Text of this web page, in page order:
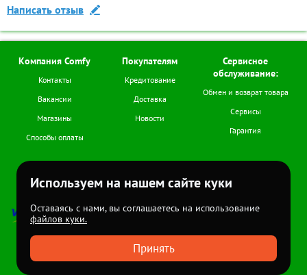
Бренд:
Диагональ экрана
40
Разрешение:
FULLHD,1920x1080
Код товара:TR-00031309
Написать отзыв
Задать вопрос
Компания Comfy
Контакты
Вакансии
Магазины
Способы оплаты
Покупателям
Кредитование
Доставка
Новости
Сервисное
обслуживание:
Обмен и возврат товара
Сервисы
Гарантия
защищены2026
Используем на нашем сайте куки
Оставаясь с нами, вы соглашаетесь на использование
файлов куки.
Принять